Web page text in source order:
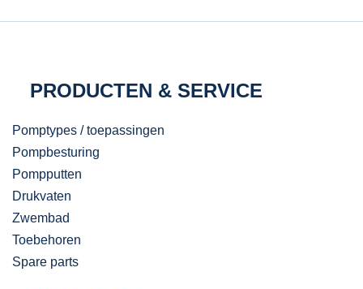
PRODUCTEN & SERVICE
Pomptypes / toepassingen
Pompbesturing
Pompputten
Drukvaten
Zwembad
Toebehoren
Spare parts